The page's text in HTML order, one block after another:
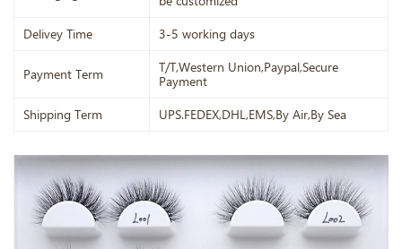
Delivey Time 3-5 working days
Payment Term
T/T,Western Union,Paypal,Secure
Payment
Shipping Term UPS.FEDEX,DHL,EMS,By Air,By Sea